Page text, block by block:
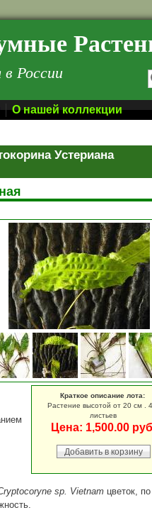
в России
О нашей коллекции
Устериана
Краткое описание лота:
Растение высотой от 20 см .
листьев
Цена: 1,500.00
sp. Vietnam цветок, по